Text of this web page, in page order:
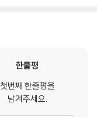
한줄평
첫번째 한줄평을
남겨주세요.